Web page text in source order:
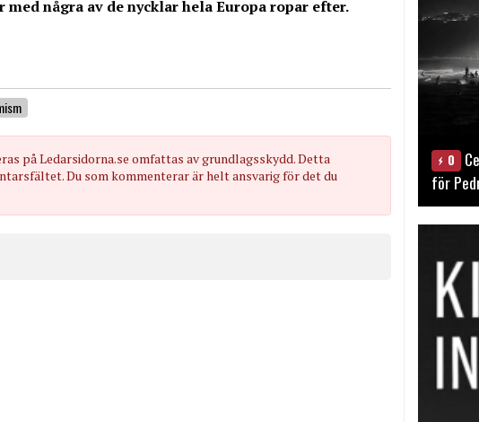
med några av de nycklar hela Europa ropar efter.
på Ledarsidorna.se omfattas av grundlagsskydd. Detta
Du som kommenterar är helt ansvarig för det du
0
för